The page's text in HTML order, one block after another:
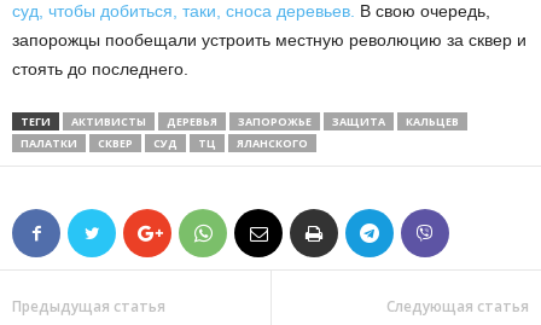
суд, чтобы добиться, таки, сноса деревьев. В свою очередь,
запорожцы пообещали устроить местную революцию за сквер и
стоять до последнего.
ТЕГИ АКТИВИСТЫ ДЕРЕВЬЯ ЗАПОРОЖЬЕ ЗАЩИТА
КАЛЬЦЕВ
ПАЛАТКИ
СКВЕР СУД ТЦ ЯЛАНСКОГО
Предыдущая статья Следующая статья